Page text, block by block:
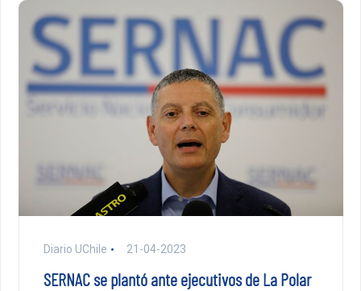
Diario UChile 21-04-2023
SERNAC se plantó ante ejecutivos de La Polar